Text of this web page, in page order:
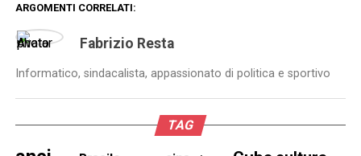
ARGOMENTI CORRELATI:
Fabrizio Resta
Informatico, sindacalista, appassionato di politica e sportivo
TAG